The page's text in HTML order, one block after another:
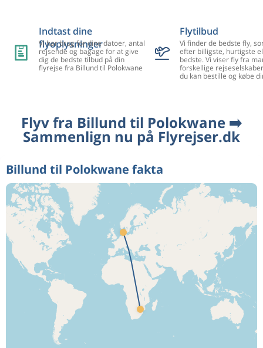
Indtast dine
flyoplysninger
Vi har brug for dine datoer, antal
rejsende og bagage for at give
dig de bedste tilbud på din
flyrejse fra Billund til Polokwane
Flytilbud
Vi finder de bedste fly,
efter billigste, hurtigste
bedste. Vi viser fly fra
forskellige
du kan bestille og købe
Flyv fra Billund til Polokwane ➡️
Sammenlign nu på Flyrejser.dk
Billund til Polokwane fakta